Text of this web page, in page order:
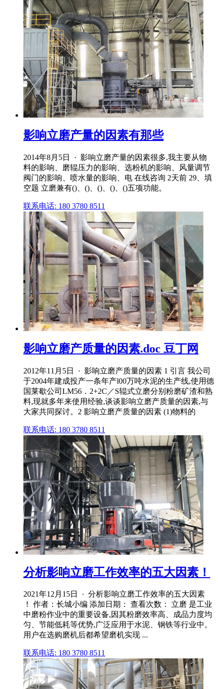
影响立磨产量的因素有那些
2014年8月5日 · 影响立磨产量的因素很多,我主要从物
料的影响、磨辊压力的影响、选粉机的影响、风量调节
阀门的影响、喷水量的影响、电 在线咨询 2天前 29、填
空题 立磨兼有()、()、()、()、()五项功能。
联系电话: 180 3780 8511
影响立磨产质量的因素.doc 豆丁网
2012年11月5日 · 影响立磨产质量的因素 1 引言 我公司
于2004年建成投产一条年产l00万吨水泥的生产线,使用德
国莱歇公司LM56．2+2C／S辊式立磨分别粉磨矿渣和熟
料,现就多年来使用经验,谈谈影响立磨产质量的因素,与
大家共同探讨。2 影响立磨产质量的因素 (1)物料的
联系电话: 180 3780 8511
分析影响立磨工作效率的五大因素！
2021年12月15日 · 分析影响立磨工作效率的五大因素
！ 作者：长城小编 添加日期： 查看次数： 立磨 是工业
中磨粉作业中的重要设备,因其粉磨效率高、成品力度均
匀、节能低耗等优势,广泛应用于水泥、钢铁等行业中。
用户在选购磨机后都希望磨机实现 ...
联系电话: 180 3780 8511